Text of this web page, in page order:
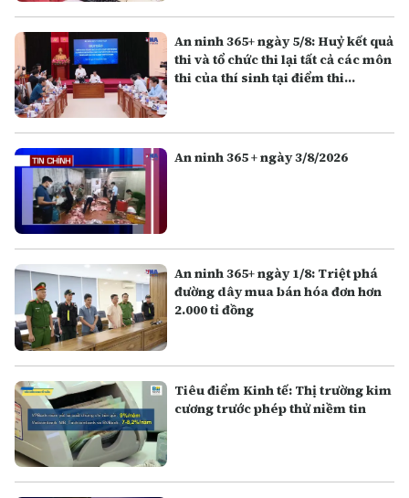
An ninh 365+ ngày 5/8: Huỷ kết quả
thi và tổ chức thi lại tất cả các môn
thi của thí sinh tại điểm thi
An ninh 365 + ngày 3/8/2026
An ninh 365+ ngày 1/8: Triệt phá
đường dây mua bán hóa đơn hơn
2.000 tỉ đồng
Tiêu điểm Kinh tế: Thị trường kim
cương trước phép thử niềm tin